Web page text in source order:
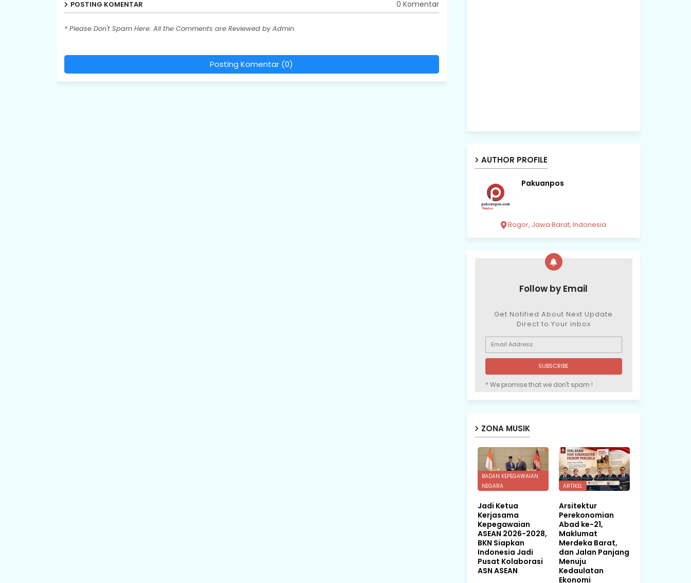
POSTING KOMENTAR 0 Komentar
* Please Don't Spam Here. All the Comments are Reviewed by Admin.
Posting Komentar (0)
AUTHOR PROFILE
Pakuanpos
Bogor, Jawa Barat, Indonesia
Follow by Email
Get Notified About Next Update
Direct to Your inbox
* We promise that we don't spam !
ZONA MUSIK
BADAN KEPEGAWAIAN
NEGARA
Jadi Ketua
Kerjasama
Kepegawaian
ASEAN 2026-2028,
BKN Siapkan
Indonesia Jadi
Pusat Kolaborasi
ASN ASEAN
ARTIKEL
Arsitektur
Perekonomian
Abad ke-21,
Maklumat
Merdeka Barat,
dan Jalan Panjang
Menuju
Kedaulatan
Ekonomi